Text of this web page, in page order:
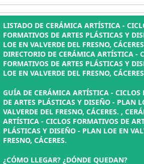
LISTADO DE CERÁMICA ARTÍSTICA -
FORMATIVOS DE ARTES PLÁSTICAS Y
LOE EN VALVERDE DEL FRESNO,
DIRECTORIO DE CERÁMICA ARTÍSTICA -
FORMATIVOS DE ARTES PLÁSTICAS Y
LOE EN VALVERDE DEL FRESNO,
GUÍA DE CERÁMICA ARTÍSTICA - CICLOS
DE ARTES PLÁSTICAS Y DISEÑO - PLAN
VALVERDE DEL FRESNO, CÁCERES. ,
ARTÍSTICA - CICLOS FORMATIVOS DE
PLÁSTICAS Y DISEÑO - PLAN LOE EN
FRESNO, CÁCERES.
¿CÓMO LLEGAR? ¿DÓNDE QUEDAN?